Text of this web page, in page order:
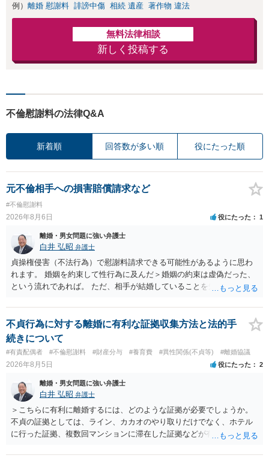
例） 離婚 慰謝料 誹謗中傷 相続 遺産 著作物 違法
無料法律相談
新しく投稿する
不倫慰謝料の法律Q&A
新着順 回答数が多い順 役にたった順
元不倫相手への損害賠償請求など
#不倫慰謝料
2026年8月6日 役にたった 1
離婚・男女問題に強い弁護士
白井 弘昭 弁護士
貞操権侵害（不法行為）で慰謝料請求できる可能性があるように思わ
れます。 婚姻を約束して性行為に及んだ＞婚姻の約束は虚偽だった、
という流れであれば。 ただ、相手が結婚していることを知って行為に
性も認められそうですので、あまり慰謝料は高額にならないように思
われます。 一度、最寄りの弁護士に相談してみてください。
不貞行為に対する離婚に有利な証拠収集方法と法的手
続きについて
#有責配偶者 #不倫慰謝料 #財産分与 #養育費 #異性関係(不貞等) #離婚協議
2026年8月5日 役にたった 2
離婚・男女問題に強い弁護士
白井 弘昭 弁護士
＞こちらに有利に離婚するには、どのような証拠が必要でしょうか。
不貞の証拠としては、ライン、カカオのやり取りだけでなく、ホテル
に行った証拠、複数回マンションに滞在した証拠などが有効です。 不
婚する、慰謝料をとるなど）ことができると思われます。 ただし、不